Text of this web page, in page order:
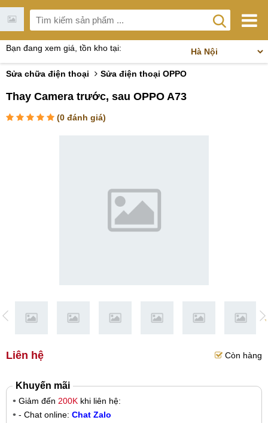
Bạn đang xem giá, tồn kho tại:
Sửa chữa điện thoại Sửa điện thoại OPPO
Thay Camera trước, sau OPPO A73
(0 đánh giá)
Liên hệ Còn hàng
Khuyến mãi
Giảm đến 200K khi liên hệ:
- Chat online: Chat Zalo